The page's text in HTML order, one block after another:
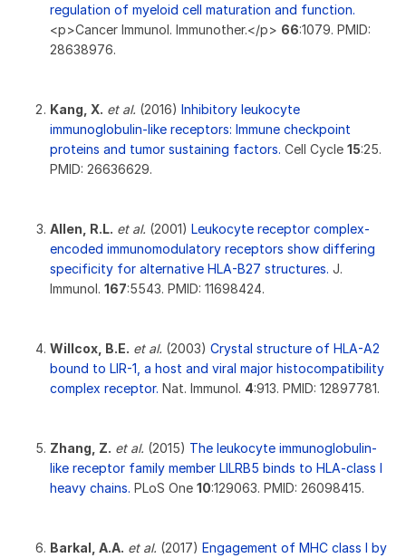
regulation of myeloid cell maturation and function.
<p>Cancer Immunol. Immunother.</p> 66:1079. PMID:
28638976.
Kang, X. et al. (2016) Inhibitory leukocyte
immunoglobulin-like receptors: Immune checkpoint
proteins and tumor sustaining factors. Cell Cycle 15:25.
PMID: 26636629.
Allen, R.L. et al. (2001) Leukocyte receptor complex-
encoded immunomodulatory receptors show differing
specificity for alternative HLA-B27 structures. J.
Immunol. 167:5543. PMID: 11698424.
Willcox, B.E. et al. (2003) Crystal structure of HLA-A2
bound to LIR-1, a host and viral major histocompatibility
complex receptor. Nat. Immunol. 4:913. PMID: 12897781.
Zhang, Z. et al. (2015) The leukocyte immunoglobulin-
like receptor family member LILRB5 binds to HLA-class I
heavy chains. PLoS One 10:129063. PMID: 26098415.
Barkal, A.A. et al. (2017) Engagement of MHC class I by